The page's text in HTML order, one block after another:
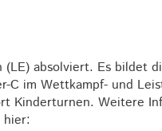
absolviert. Es bildet
C im Wettkampf- und
Kinderturnen. Weitere
hier: